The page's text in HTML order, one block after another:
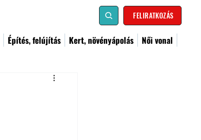
FELIRATKOZÁS
Építés, felújítás Kert, növényápolás
Női vonal